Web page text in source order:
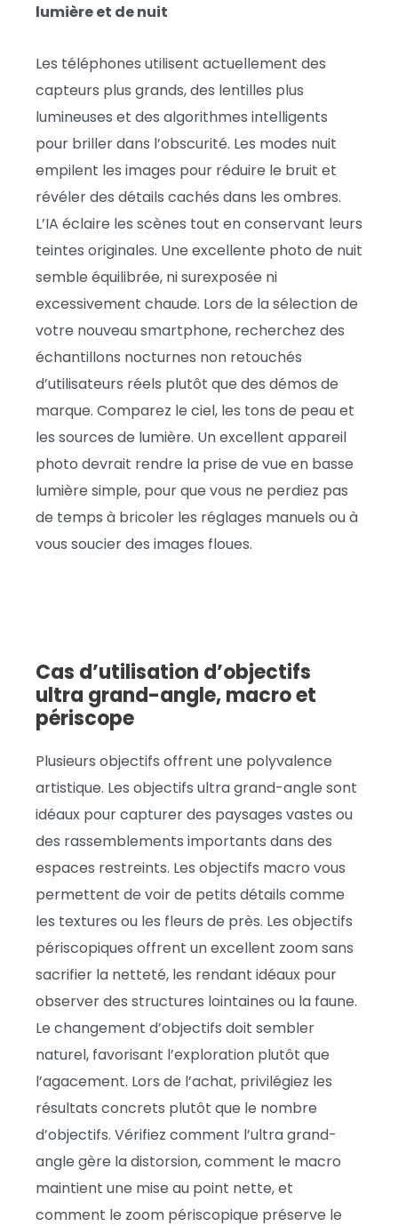
lumière et de nuit
Les téléphones utilisent actuellement des
capteurs plus grands, des lentilles plus
lumineuses et des algorithmes intelligents
pour briller dans l’obscurité. Les modes nuit
empilent les images pour réduire le bruit et
révéler des détails cachés dans les ombres.
L’IA éclaire les scènes tout en conservant leurs
teintes originales. Une excellente photo de nuit
semble équilibrée, ni surexposée ni
excessivement chaude. Lors de la sélection de
votre nouveau smartphone, recherchez des
échantillons nocturnes non retouchés
d’utilisateurs réels plutôt que des démos de
marque. Comparez le ciel, les tons de peau et
les sources de lumière. Un excellent appareil
photo devrait rendre la prise de vue en basse
lumière simple, pour que vous ne perdiez pas
de temps à bricoler les réglages manuels ou à
vous soucier des images floues.
Cas d’utilisation d’objectifs
ultra grand-angle, macro et
périscope
Plusieurs objectifs offrent une polyvalence
artistique. Les objectifs ultra grand-angle sont
idéaux pour capturer des paysages vastes ou
des rassemblements importants dans des
espaces restreints. Les objectifs macro vous
permettent de voir de petits détails comme
les textures ou les fleurs de près. Les objectifs
périscopiques offrent un excellent zoom sans
sacrifier la netteté, les rendant idéaux pour
observer des structures lointaines ou la faune.
Le changement d’objectifs doit sembler
naturel, favorisant l’exploration plutôt que
l’agacement. Lors de l’achat, privilégiez les
résultats concrets plutôt que le nombre
d’objectifs. Vérifiez comment l’ultra grand-
angle gère la distorsion, comment le macro
maintient une mise au point nette, et
comment le zoom périscopique préserve le